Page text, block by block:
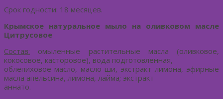
Срок годности: 18 месяцев.
Крымское натуральное мыло на оливковом масле
Цитрусовое
Состав: омыленные растительные масла (оливковое,
кокосовое, касторовое), вода подготовленная,
облепиховое масло, масло ши, экстракт лимона, эфирные
масла апельсина, лимона, лайма; экстракт
аннато.